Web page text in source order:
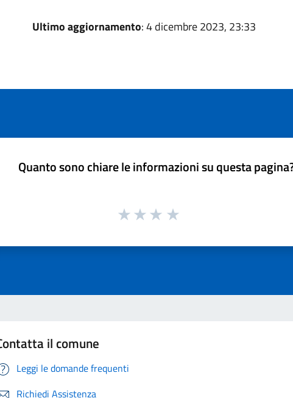
Ultimo aggiornamento: 4 dicembre 2023, 23:33
Quanto sono chiare le informazioni su questa
il comune
Leggi le domande frequenti
Richiedi Assistenza